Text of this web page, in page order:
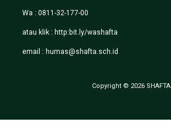
Wa : 0811-32-177-00
atau klik : http:bit.ly/washafta
email : humas@shafta.sch.id
Copyright © 2026 SHAFTA